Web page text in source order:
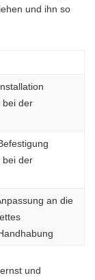
und ihn so
bei der
bei der
an die
und